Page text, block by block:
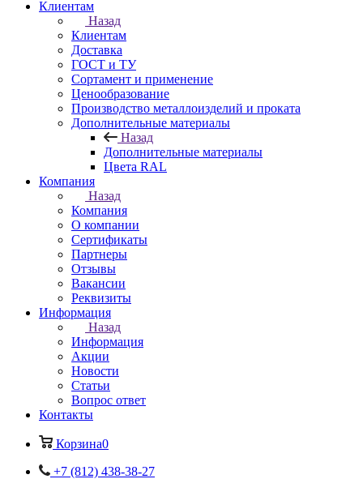
Клиентам
Назад
Клиентам
Доставка
ГОСТ и ТУ
Сортамент и применение
Ценообразование
Производство металлоизделий и проката
Дополнительные материалы
Назад
Дополнительные материалы
Цвета RAL
Компания
Назад
Компания
О компании
Сертификаты
Партнеры
Отзывы
Вакансии
Реквизиты
Информация
Назад
Информация
Акции
Новости
Статьи
Вопрос ответ
Контакты
Корзина0
+7 (812) 438-38-27